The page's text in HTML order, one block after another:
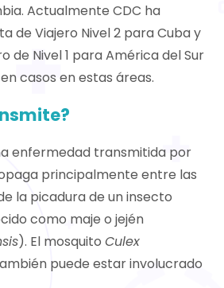
Actualmente CDC ha
de Viajero Nivel 2 para Cuba y
de Nivel 1 para América del Sur
casos en estas áreas.
enfermedad transmitida por
principalmente entre las
la picadura de un insecto
como maje o jején
). El mosquito Culex
puede estar involucrado